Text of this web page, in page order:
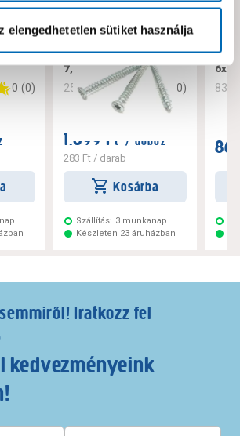
elengedhetetlen sütiket használja
0 (0)
JKH tokrögzítő csavar
7,5x182
256221 0 0)
1.699 Ft / doboz
283 Ft/ darab
Kosárba
Szállítás: 3 munkanap
Készleten 23 áruházban
JKH
Iratkozz fel
kedvezményeink